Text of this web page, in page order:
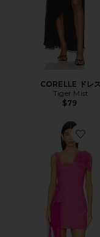
CORELLE ドレス
Tiger Mist
$79